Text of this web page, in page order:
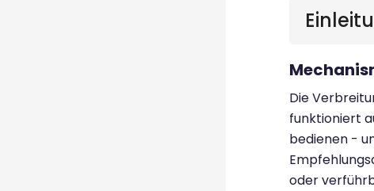
Die
funktioniert
bedienen -
oder